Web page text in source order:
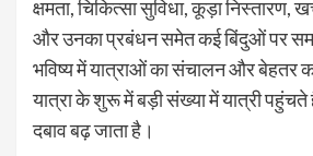
क्षमता, चिकित्सा सुविधा, कूड़ा निस्तारण,
और उनका प्रबंधन समेत कई बिंदुओं पर
भविष्य में यात्राओं का संचालन और बेहतर
यात्रा के शुरू में बड़ी संख्या में यात्री
दबाव बढ़ जाता है।